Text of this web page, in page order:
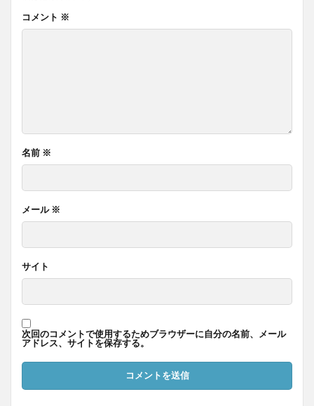
コメント ※
名前 ※
メール ※
サイト
次回のコメントで使用するためブラウザーに自分の名前、メール
アドレス、サイトを保存する。